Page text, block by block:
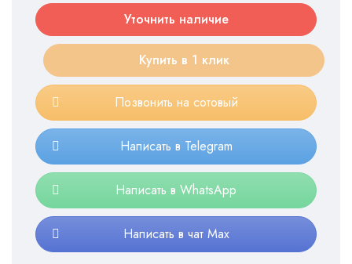
Уточнить наличие
Купить в 1 клик
Позвонить на сотовый
Написать в Telegram
Написать в WhatsApp
Написать в чат Max